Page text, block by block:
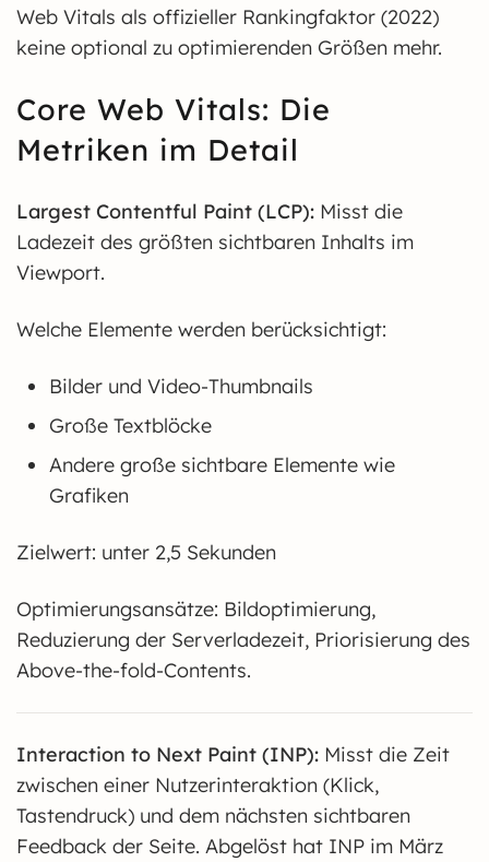
Web Vitals als offizieller Rankingfaktor (2022)
keine optional zu optimierenden Größen mehr.
Core Web Vitals: Die
Metriken im Detail
Largest Contentful Paint (LCP): Misst die
Ladezeit des größten sichtbaren Inhalts im
Viewport.
Welche Elemente werden berücksichtigt:
Bilder und Video-Thumbnails
Große Textblöcke
Andere große sichtbare Elemente wie
Grafiken
Zielwert: unter 2,5 Sekunden
Optimierungsansätze: Bildoptimierung,
Reduzierung der Serverladezeit, Priorisierung des
Above-the-fold-Contents.
Interaction to Next Paint (INP): Misst die Zeit
zwischen einer Nutzerinteraktion (Klick,
Tastendruck) und dem nächsten sichtbaren
Feedback der Seite. Abgelöst hat INP im März